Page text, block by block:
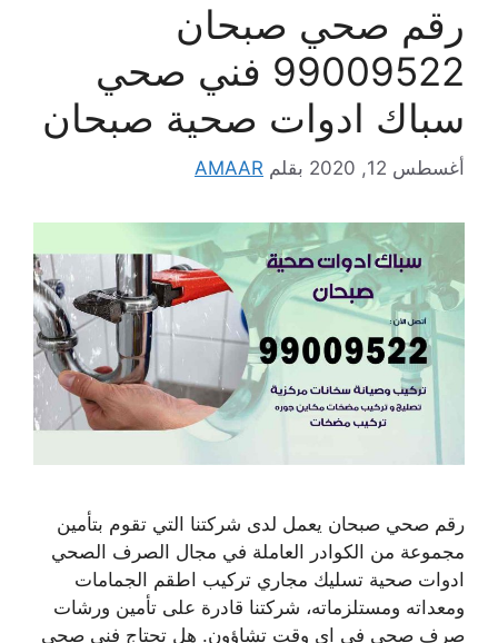
رقم صحي صبحان
99009522 فني صحي
سباك ادوات صحية صبحان
أغسطس 12, 2020 بقلم AMAAR
رقم صحي صبحان يعمل لدى شركتنا التي تقوم بتأمين
مجموعة من الكوادر العاملة في مجال الصرف الصحي
ادوات صحية تسليك مجاري تركيب اطقم الجمامات
ومعداته ومستلزماته، شركتنا قادرة على تأمين ورشات
صرف صحي في اي وقت تشاؤون. هل تحتاج فني صحي